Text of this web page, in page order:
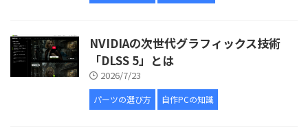
NVIDIAの次世代グラフィックス技術
「DLSS 5」とは
2026/7/23
パーツの選び方 自作PCの知識